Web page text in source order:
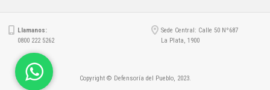
Llamanos:
0800 222 5262
Sede Central: Calle 50 Nº687
La Plata, 1900
Copyright © Defensoría del Pueblo, 2023.